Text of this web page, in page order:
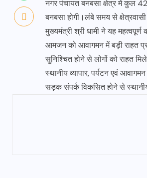
नगर पंचायत बनबसा क्षेत्र में कुल 42
बनबसा होगी।लंबे समय से
मुख्यमंत्री श्री धामी ने यह
आमजन को आवागमन में बड़ी राहत
सुनिश्चित होने से लोगों को राहत
स्थानीय व्यापार, पर्यटन एवं
सड़क संपर्क विकसित होने से